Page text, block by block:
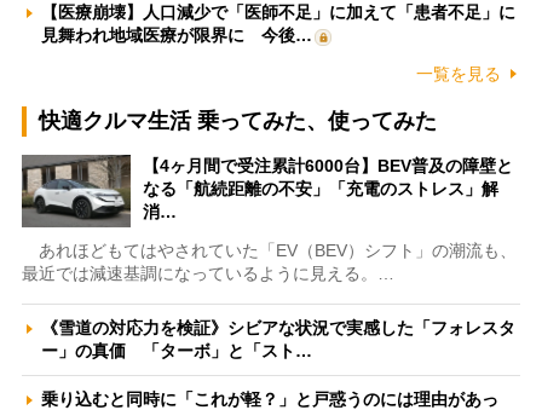
【医療崩壊】人口減少で「医師不足」に加えて「患者不足」に
見舞われ地域医療が限界に 今後…
一覧を見る
快適クルマ生活 乗ってみた、使ってみた
【4ヶ月間で受注累計6000台】BEV普及の障壁と
なる「航続距離の不安」「充電のストレス」解
消…
あれほどもてはやされていた「EV（BEV）シフト」の潮流も、
最近では減速基調になっているように見える。…
《雪道の対応力を検証》シビアな状況で実感した「フォレスタ
ー」の真価 「ターボ」と「スト…
乗り込むと同時に「これが軽？」と戸惑うのには理由があっ